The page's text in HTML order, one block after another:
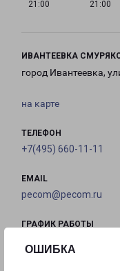
ОШИБКА
21:00
21:00
ИВАНТЕЕВКА
город Ивантеевка,
на карте
ТЕЛЕФОН
+7(495) 660-11-11
EMAIL
pecom@pecom.ru
ГРАФИК РАБОТЫ